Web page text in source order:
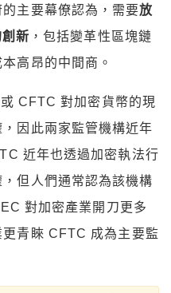
主要幕僚認為，需要放
新 ，包括變革性區塊鏈
高昂的中間商。
CFTC 對加密貨幣的現
因此兩家監管機構近年
近年也透過加密執法行
但人們通常認為該機構
對加密產業開刀更多
青睞 CFTC 成為主要監